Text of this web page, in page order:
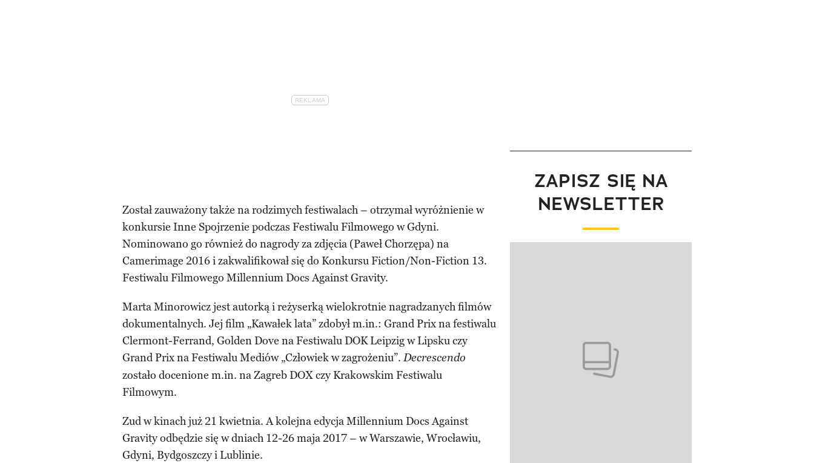
Został zauważony także na rodzimych festiwalach – otrzymał wyróżnienie w
konkursie Inne Spojrzenie podczas Festiwalu Filmowego w Gdyni.
Nominowano go również do nagrody za zdjęcia (Paweł Chorzępa) na
Camerimage 2016 i zakwalifikował się do Konkursu Fiction/Non-Fiction 13.
Festiwalu Filmowego Millennium Docs Against Gravity.
Marta Minorowicz jest autorką i reżyserką wielokrotnie nagradzanych filmów
dokumentalnych. Jej film „Kawałek lata” zdobył m.in.: Grand Prix na festiwalu
Clermont-Ferrand, Golden Dove na Festiwalu DOK Leipzig w Lipsku czy
Grand Prix na Festiwalu Mediów „Człowiek w zagrożeniu”.Decrescendo
zostało docenione m.in. na Zagreb DOX czy Krakowskim Festiwalu
Filmowym.
Zud w kinach już 21 kwietnia. A kolejna edycja Millennium Docs Against
Gravity odbędzie się w dniach 12-26 maja 2017 – w Warszawie, Wrocławiu,
Gdyni, Bydgoszczy i Lublinie.
ZAPISZ SIĘ NA
NEWSLETTER